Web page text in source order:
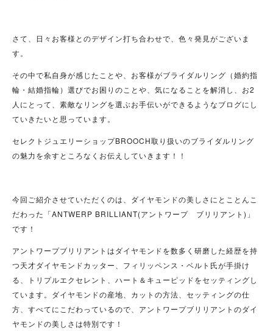
さて、日々お客様とのデザイン打ち合わせで、色々発見がございま
す。
その中で私自身が感じたことや、お客様がブライダルリング（婚約指
輪・結婚指輪）選びでお困りのことや、気になることを解消し、お2
人にとって、素敵なリングを選ぶお手伝いができるようなブログにし
ていきたいと思っています。
セレクトジュエリーショップBROOCH取り扱いのブライダルリング
の魅力を余すところなくお伝えしていきます！！
今回ご紹介させていただくのは、ダイヤモンドの美しさにとことんこ
だわった「ANTWERP BRILLIANT(アントワープ ブリリアント)」
です！
アントワープブリリアントはダイヤモンドを数多く研磨した経歴を持
つ天才ダイヤモンドカッター、フィリッペンス・ベルト氏が手掛け
る、トリプルエクセレント、ハート＆キューピッドをセッティングし
ています。ダイヤモンドの産地、カットの方法、セッティングの仕
方、すべてにこだわっているので、アントワープブリリアントのダイ
ヤモンドの美しさは特別です！